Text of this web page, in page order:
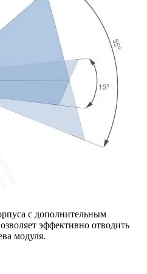
с дополнительным
эффективно отводить
модуля.